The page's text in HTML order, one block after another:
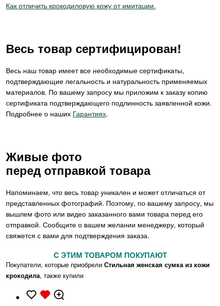
Как отличить крокодиловую кожу от имитации.
Весь товар сертифицирован!
Весь наш товар имеет все необходимые сертификаты,
подтверждающие легальность и натуральность применяемых
материалов. По вашему запросу мы приложим к заказу копию
сертификата подтверждающего подлинность заявленной кожи.
Подробнее о наших Гарантиях.
Живые фото
перед отправкой товара
Напоминаем, что весь товар уникален и может отличаться от
представленных фотографий. Поэтому, по вашему запросу, мы
вышлем фото или видео заказанного вами товара перед его
отправкой. Сообщите о вашем желании менеджеру, который
свяжется с вами для подтверждения заказа.
C ЭТИМ ТОВАРОМ ПОКУПАЮТ
Покупатели, которые приобрели Стильная женская сумка из кожи
крокодила, также купили